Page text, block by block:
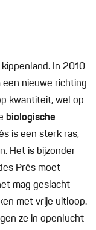
kippenland. In 2010
een nieuwe richting
kwantiteit, wel op
biologische
is een sterk ras,
Het is bijzonder
Prés moet
mag geslacht
met vrije uitloop.
ze in openlucht